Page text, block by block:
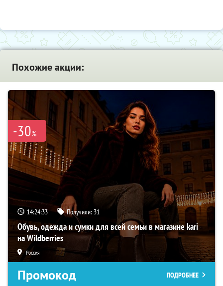
Похожие акции:
-30%
14:24:32 Получили: 31
Обувь, одежда и сумки для всей семьи в магазине kari
на Wildberries
Россия
Промокод ПОДРОБНЕЕ